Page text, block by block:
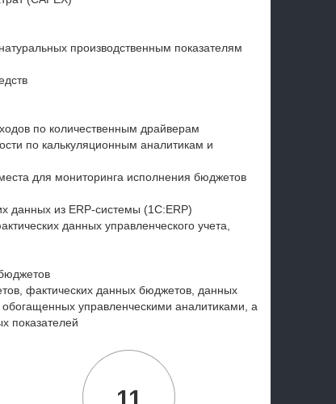
производственным показателям
по количественным драйверам
по калькуляционным аналитикам и
для мониторинга исполнения бюджетов
данных из ERP-системы (1С:ERP)
данных управленческого учета,
фактических данных бюджетов, данных
управленческими аналитиками, а
показателей